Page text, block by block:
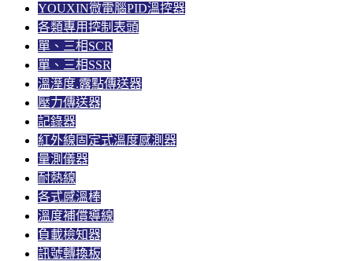
YOUXIN微電腦PID溫控器
各類專用控制表頭
單、三相SCR
單、三相SSR
溫溼度.露點傳送器
壓力傳送器
記錄器
紅外線固定式溫度感測器
量測儀器
耐熱線
各式感溫棒
溫度補償導線
負載檢知器
訊號轉換板